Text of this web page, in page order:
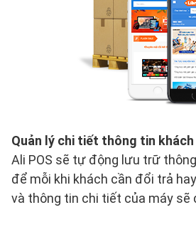
Quản lý chi tiết thông tin khách
Ali POS sẽ tự động lưu trữ
để mỗi khi khách cần đổi trả
và thông tin chi tiết của máy sẽ